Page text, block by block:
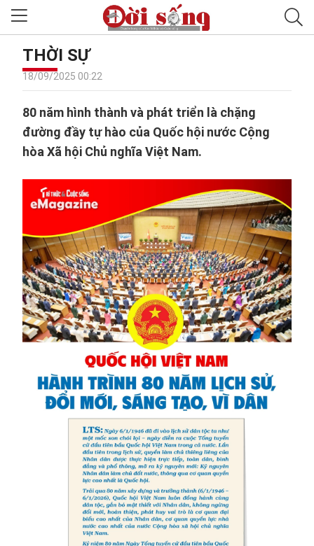
THỜI SỰ
18/09/2025 00:22
80 năm hình thành và phát triển là chặng
đường đầy tự hào của Quốc hội nước Cộng
hòa Xã hội Chủ nghĩa Việt Nam.